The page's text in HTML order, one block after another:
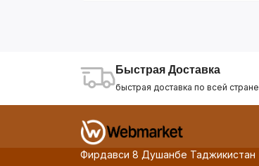
Быстрая Доставка
быстрая доставка по всей стране
Фирдавси 8 Душанбе Таджикистан